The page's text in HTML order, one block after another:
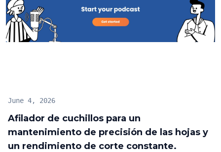
de inactividad provocado por cuchillos desafilados.
Fabricado pensando en la eficiencia y la durabilidad,
este afilador ofrece un funcionamiento fiable, al
rendimiento operativo general en entornos de
trabajo exigentes.
datec-afd-360/
Afilador de cuchillos para un
mantenimiento de precisión de las hojas y
un rendimiento de corte constante.
June 4, 2026